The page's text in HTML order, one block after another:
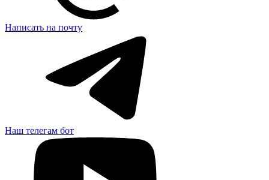
Написать на почту
Наш телегам бот